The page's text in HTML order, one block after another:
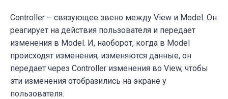
Controller – связующее звено между View и Model. Он
реагирует на действия пользователя и передает
изменения в Model. И, наоборот, когда в Model
происходят изменения, изменяются данные, он
передает через Controller изменения во View, чтобы
эти изменения отобразились на экране у
пользователя.